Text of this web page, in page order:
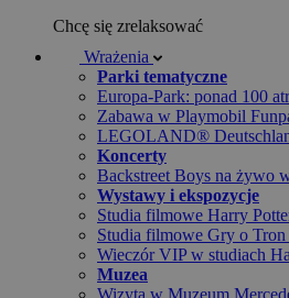
Chcę się zrelaksować
Wrażenia
Parki tematyczne
Europa-Park: ponad 100
Zabawa w Playmobil
LEGOLAND®
Koncerty
Backstreet Boys na żywo
Wystawy i ekspozycje
Studia filmowe Harry
Studia filmowe Gry o
Wieczór VIP w studiach
Muzea